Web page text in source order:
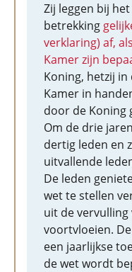
Zij leggen bij
betrekking
verklaring) af,
Kamer zijn
Koning, hetzij
Kamer in
door de Koning
Om de drie
dertig leden en
uitvallende
De leden
wet te stellen
uit de
voortvloeien.
een jaarlijkse
de wet wordt